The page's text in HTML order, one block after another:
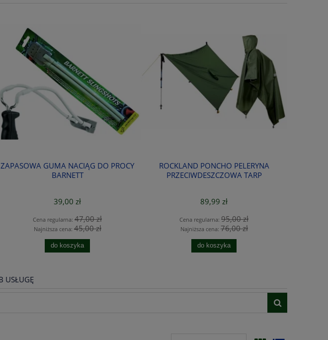
ZAPASOWA GUMA NACIĄG DO PROCY
BARNETT
39,00 zł
Cena regularna: 47,00 zł
Najniższa cena: 45,00 zł
do koszyka
ROCKLAND PONCHO PELERYNA
PRZECIWDESZCZOWA TARP
89,99 zł
Cena regularna: 95,00 zł
Najniższa cena: 76,00 zł
do koszyka
USŁUGĘ